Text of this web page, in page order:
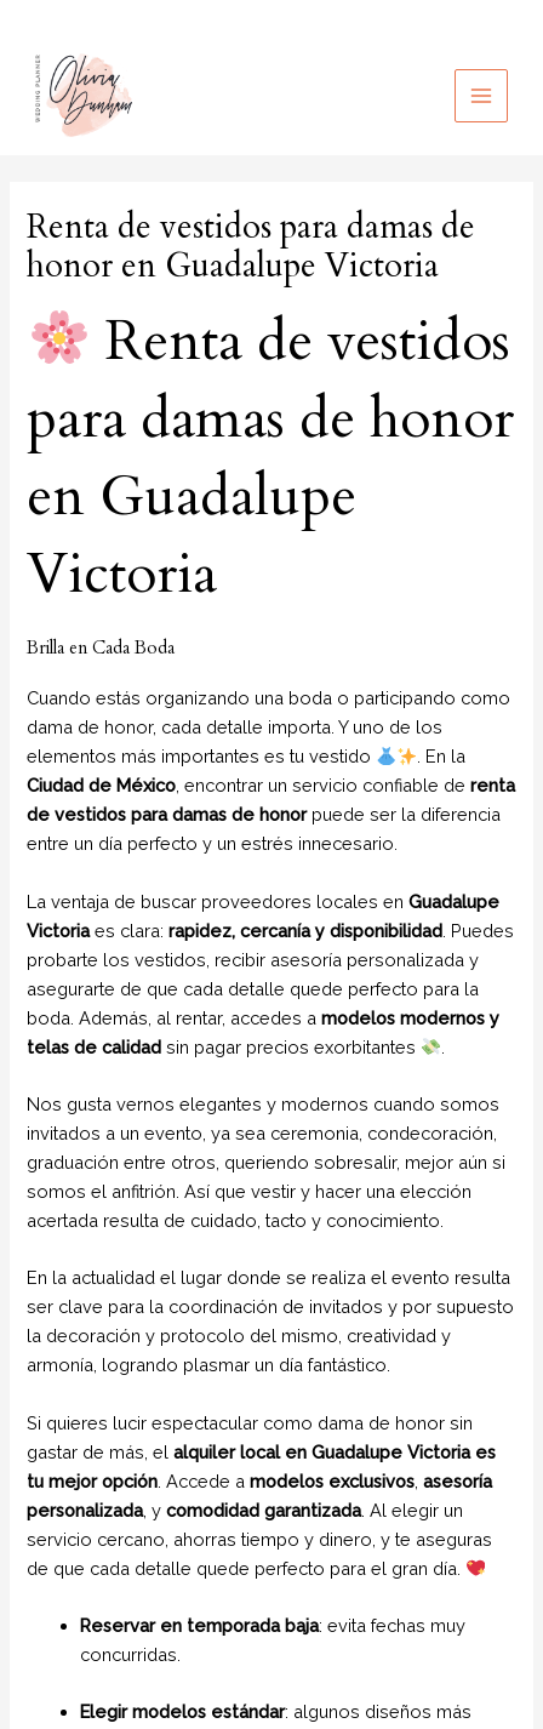
contenido
MAIN
Renta de vestidos para damas de
honor en Guadalupe Victoria
Renta de vestidos
para damas de honor
en Guadalupe
Victoria
Brilla en Cada Boda
Cuando estás organizando una boda o participando como
dama de honor, cada detalle importa. Y uno de los
elementos más importantes es tu vestido
. En la
Ciudad de México , encontrar un servicio confiable derenta
de vestidos para damas de honorpuede ser la diferencia
entre un día perfecto y un estrés innecesario.
La ventaja de buscar proveedores locales enGuadalupe
Victoriaes clara:rapidez, cercanía y disponibilidad . Puedes
probarte los vestidos, recibir asesoría personalizada y
asegurarte de que cada detalle quede perfecto para la
boda. Además, al rentar, accedes amodelos modernos y
telas de calidad sin pagar precios exorbitantes
Nos gusta vernos elegantes y modernos cuando somos
invitados a un evento, ya sea ceremonia, condecoración,
graduación entre otros, queriendo sobresalir, mejor aún si
somos el anfitrión. Así que vestir y hacer una elección
acertada resulta de cuidado, tacto y conocimiento.
En la actualidad el lugar donde se realiza el evento resulta
ser clave para la coordinación de invitados y por supuesto
la decoración y protocolo del mismo, creatividad y
armonía, logrando plasmar un día fantástico.
Si quieres lucir espectacular como dama de honor sin
gastar de más, elalquiler local en Guadalupe Victoria es
tu mejor opción . Accede amodelos exclusivos ,asesoría
personalizada, ycomodidad garantizada. Al elegir un
servicio cercano, ahorras tiempo y dinero, y te aseguras
de que cada detalle quede perfecto para el gran día.
Reservar en temporada baja: evita fechas muy
concurridas.
Elegir modelos estándar: algunos diseños más